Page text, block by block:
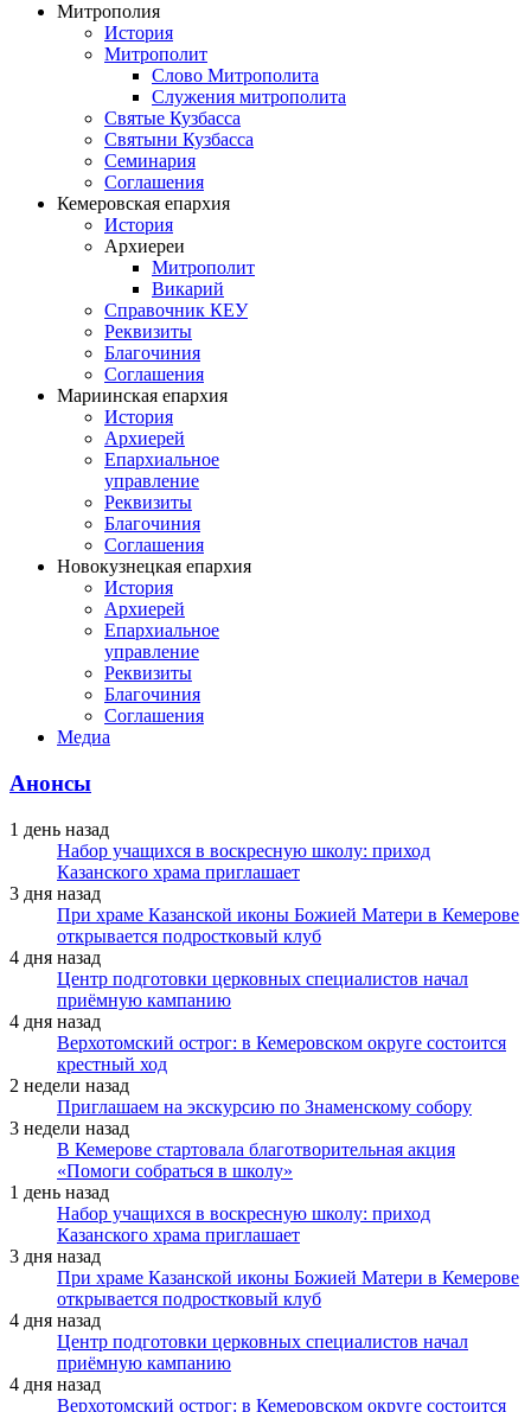
Митрополия
История
Митрополит
Слово Митрополита
Служения митрополита
Святые Кузбасса
Святыни Кузбасса
Семинария
Соглашения
Кемеровская епархия
История
Архиереи
Митрополит
Викарий
Справочник КЕУ
Реквизиты
Благочиния
Соглашения
Мариинская епархия
История
Архиерей
Епархиальное
управление
Реквизиты
Благочиния
Соглашения
Новокузнецкая епархия
История
Архиерей
Епархиальное
управление
Реквизиты
Благочиния
Соглашения
Медиа
Анонсы
1 день назад
Набор учащихся в воскресную школу: приход
Казанского храма приглашает
3 дня назад
При храме Казанской иконы Божией Матери в Кемерове
открывается подростковый клуб
4 дня назад
Центр подготовки церковных специалистов начал
приёмную кампанию
4 дня назад
Верхотомский острог: в Кемеровском округе состоится
крестный ход
2 недели назад
Приглашаем на экскурсию по Знаменскому собору
3 недели назад
В Кемерове стартовала благотворительная акция
«Помоги собраться в школу»
1 день назад
Набор учащихся в воскресную школу: приход
Казанского храма приглашает
3 дня назад
При храме Казанской иконы Божией Матери в Кемерове
открывается подростковый клуб
4 дня назад
Центр подготовки церковных специалистов начал
приёмную кампанию
4 дня назад
Верхотомский острог: в Кемеровском округе состоится